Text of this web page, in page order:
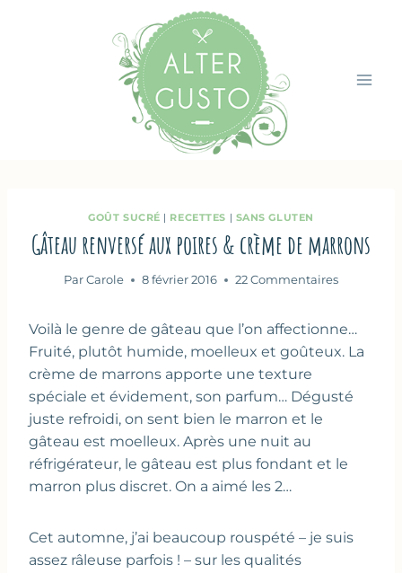
GOÛT SUCRÉ | RECETTES | SANS GLUTEN
Gâteau renversé aux poires & crème de marrons
Par Carole 8 février 2016 22 Commentaires
Voilà le genre de gâteau que l’on affectionne…
Fruité, plutôt humide, moelleux et goûteux. La
crème de marrons apporte une texture
spéciale et évidement, son parfum… Dégusté
juste refroidi, on sent bien le marron et le
gâteau est moelleux. Après une nuit au
réfrigérateur, le gâteau est plus fondant et le
marron plus discret. On a aimé les 2…
Cet automne, j’ai beaucoup rouspété – je suis
assez râleuse parfois ! – sur les qualités